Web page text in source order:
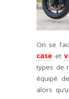
On se
case et
types de
équipé
alors